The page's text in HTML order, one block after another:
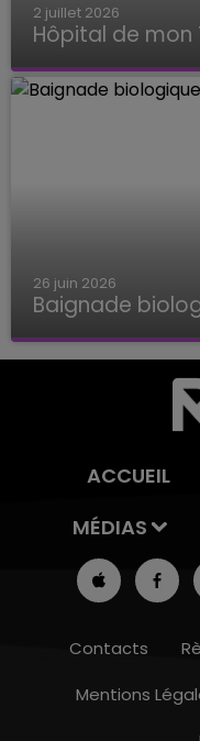
2 juillet 2026
Hôpital de mon
Hôpital de mon
26 juin 2026
Baignade
Baignade
ACCUEIL
MÉDIAS
Contacts
Mentions